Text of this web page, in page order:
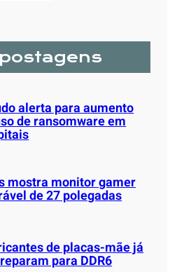
alerta para aumento
de ransomware em
mostra monitor gamer
de 27 polegadas
de placas-mãe já
para DDR6